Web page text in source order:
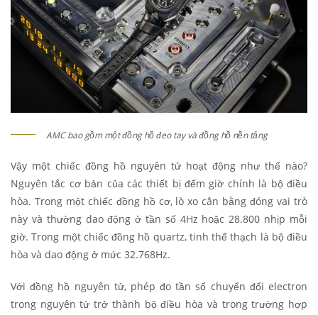
AMC bao gồm một đồng hồ đeo tay và đồng hồ nền tảng
Vậy một chiếc đồng hồ nguyên tử hoạt động như thế nào?
Nguyên tắc cơ bản của các thiết bị đếm giờ chính là bộ điều
hòa. Trong một chiếc đồng hồ cơ, lò xo cân bằng đóng vai trò
này và thường dao động ở tần số 4Hz hoặc 28.800 nhịp mỗi
giờ. Trong một chiếc đồng hồ quartz, tinh thể thạch là bộ điều
hòa và dao động ở mức 32.768Hz.
Với đồng hồ nguyên tử, phép đo tần số chuyển đổi electron
trong nguyên tử trở thành bộ điều hòa và trong trường hợp